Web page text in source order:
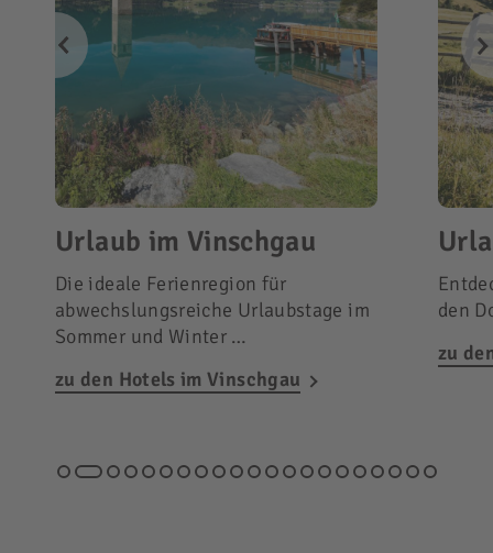
Urlaub im Vinschgau
Die ideale Ferienregion für
abwechslungsreiche Urlaubstage im
Sommer und Winter …
zu den Hotels im Vinschgau
den
zu